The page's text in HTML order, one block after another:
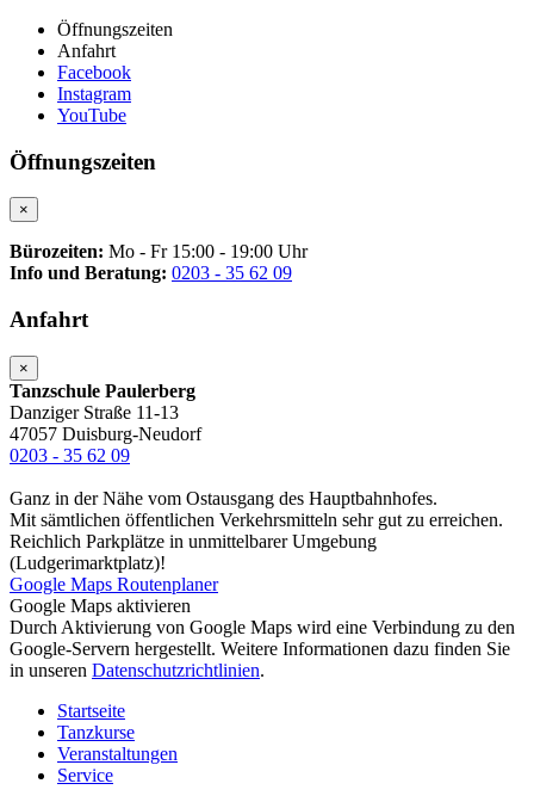
Öffnungszeiten
Anfahrt
Facebook
Instagram
YouTube
Öffnungszeiten
×
Bürozeiten: Mo - Fr 15:00 - 19:00 Uhr
Info und Beratung: 0203 - 35 62 09
Anfahrt
×
Tanzschule Paulerberg
Danziger Straße 11-13
47057 Duisburg-Neudorf
0203 - 35 62 09
Ganz in der Nähe vom Ostausgang des Hauptbahnhofes.
Mit sämtlichen öffentlichen Verkehrsmitteln sehr gut zu erreichen.
Reichlich Parkplätze in unmittelbarer Umgebung
(Ludgerimarktplatz)!
Google Maps Routenplaner
Google Maps aktivieren
Durch Aktivierung von Google Maps wird eine Verbindung zu den
Google-Servern hergestellt. Weitere Informationen dazu finden Sie
in unseren Datenschutzrichtlinien.
Startseite
Tanzkurse
Veranstaltungen
Service